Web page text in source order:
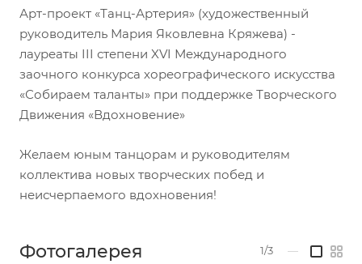
Арт-проект «Танц-Артерия» (художественный
руководитель Мария Яковлевна Кряжева) -
лауреаты III степени XVI Международного
заочного конкурса хореографического искусства
«Собираем таланты» при поддержке Творческого
Движения «Вдохновение»
Желаем юным танцорам и руководителям
коллектива новых творческих побед и
неисчерпаемого вдохновения!
Фотогалерея 1/3 —